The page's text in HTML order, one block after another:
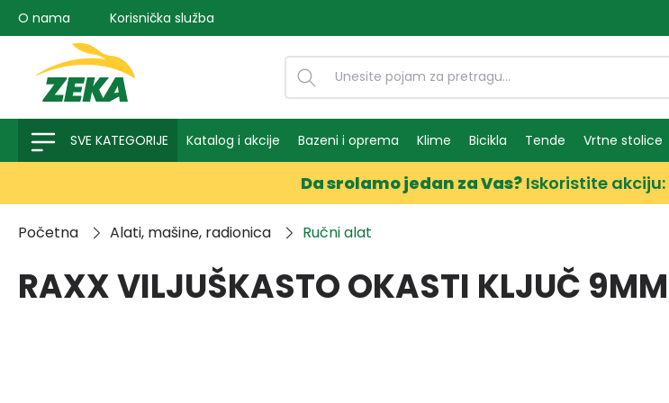
pretragu Preskoči na glavnu navigaciju
O nama Korisnička služba
SVE KATEGORIJE Katalog i akcije Bazeni i oprema Klime Bicikla Tende Vrtne stolice
Da srolamo jedan za Vas? Iskoristite akciju:
Početna Alati, mašine, radionica Ručni alat
RAXX VILJUŠKASTO OKASTI KLJUČ 9MM